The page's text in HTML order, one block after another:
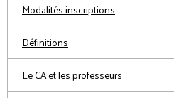
Modalités inscriptions
Définitions
Le CA et les professeurs